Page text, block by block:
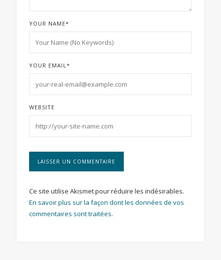
YOUR NAME*
YOUR EMAIL*
WEBSITE
Ce site utilise Akismet pour réduire les indésirables.
En savoir plus sur la façon dont les données de vos
commentaires sont traitées.